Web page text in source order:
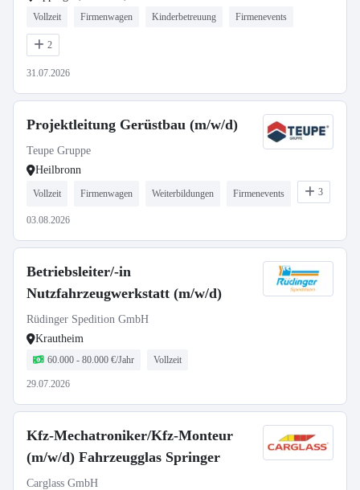
Vollzeit Firmenwagen Kinderbetreuung Firmenevents
2
31.07.2026
Projektleitung Gerüstbau (m/w/d)
Teupe Gruppe
Heilbronn
Vollzeit Firmenwagen Weiterbildungen Firmenevents 3
03.08.2026
Betriebsleiter/-in
Nutzfahrzeugwerkstatt (m/w/d)
Rüdinger Spedition GmbH
Krautheim
60.000 - 80.000 €/Jahr Vollzeit
29.07.2026
Kfz-Mechatroniker/Kfz-Monteur
(m/w/d) Fahrzeugglas Springer
Carglass GmbH